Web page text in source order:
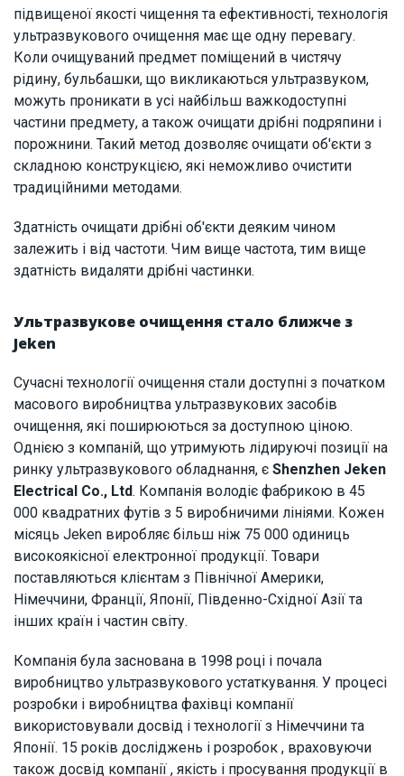
підвищеної якості чищення та ефективності, технологія
ультразвукового очищення має ще одну перевагу.
Коли очищуваний предмет поміщений в чистячу
рідину, бульбашки, що викликаються ультразвуком,
можуть проникати в усі найбільш важкодоступні
частини предмету, а також очищати дрібні подряпини і
порожнини. Такий метод дозволяє очищати об'єкти з
складною конструкцією, які неможливо очистити
традиційними методами.
Здатність очищати дрібні об'єкти деяким чином
залежить і від частоти. Чим вище частота, тим вище
здатність видаляти дрібні частинки.
Ультразвукове очищення стало ближче з
Jeken
Сучасні технології очищення стали доступні з початком
масового виробництва ультразвукових засобів
очищення, які поширюються за доступною ціною.
Однією з компаній, що утримують лідируючі позиції на
ринку ультразвукового обладнання, є Shenzhen Jeken
Electrical Co., Ltd. Компанія володіє фабрикою в 45
000 квадратних футів з 5 виробничими лініями. Кожен
місяць Jeken виробляє більш ніж 75 000 одиниць
високоякісної електронної продукції. Товари
поставляються клієнтам з Північної Америки,
Німеччини, Франції, Японії, Південно-Східної Азії та
інших країн і частин світу.
Компанія була заснована в 1998 році і почала
виробництво ультразвукового устаткування. У процесі
розробки і виробництва фахівці компанії
використовували досвід і технології з Німеччини та
Японії. 15 років досліджень і розробок , враховуючи
також досвід компанії , якість і просування продукції в